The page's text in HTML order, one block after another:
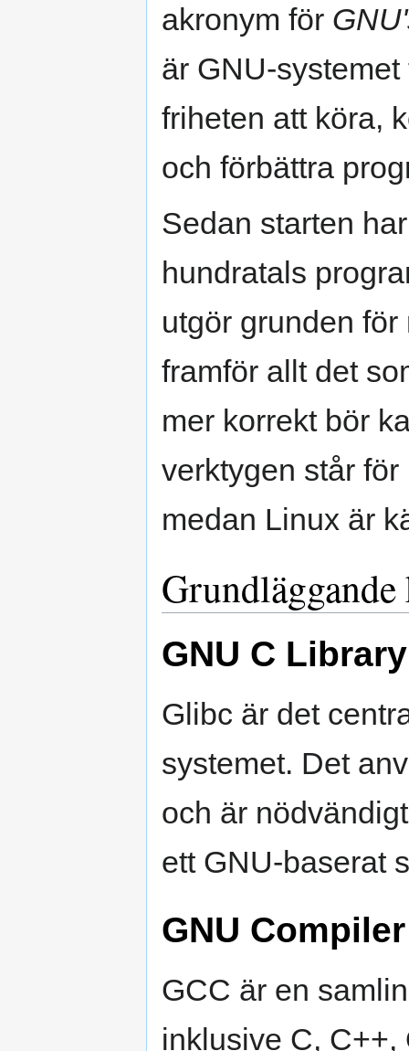
akronym för
är GNU-
friheten att köra,
och förbättra
Sedan starten
hundratals
utgör grunden
framför allt det
mer korrekt bör
verktygen står
medan Linux är
GNU C
Glibc är det
systemet. Det
och är
ett GNU-baserat
GNU
GCC är en
inklusive C, C++,